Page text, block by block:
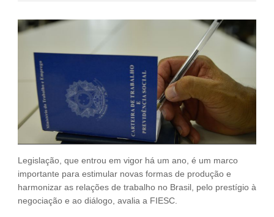
NOSSAS ASSOCIADAS
SEJA UM ASSOCIADO
VAGAS
Legislação, que entrou em vigor há um ano, é um marco
importante para estimular novas formas de produção e
harmonizar as relações de trabalho no Brasil, pelo prestígio à
negociação e ao diálogo, avalia a FIESC.